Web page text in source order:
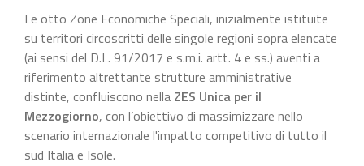
Le otto Zone Economiche Speciali, inizialmente istituite
su territori circoscritti delle singole regioni sopra elencate
(ai sensi del D.L. 91/2017 e s.m.i. artt. 4 e ss.) aventi a
riferimento altrettante strutture amministrative
distinte, confluiscono nella ZES Unica per il
Mezzogiorno, con l’obiettivo di massimizzare nello
scenario internazionale l'impatto competitivo di tutto il
sud Italia e Isole.